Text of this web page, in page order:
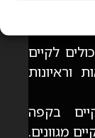
לקיים
וראיונות
בקפה
מגוונים.